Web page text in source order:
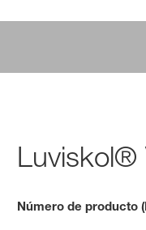
Luviskol®
Número de producto